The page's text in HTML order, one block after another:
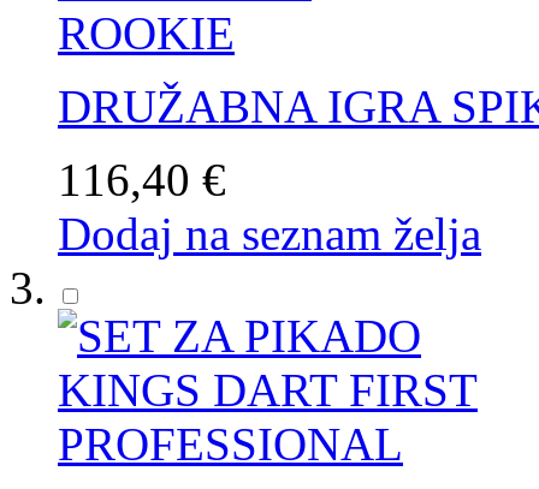
DRUŽABNA IGRA
116,40 €
Dodaj na seznam želja